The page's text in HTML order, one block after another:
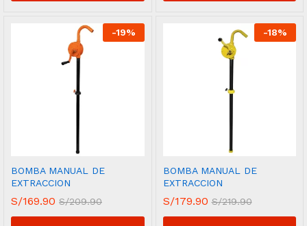
-19%
BOMBA MANUAL DE
EXTRACCION
S/169.90 S/209.90
-18%
BOMBA MANUAL DE
EXTRACCION
S/179.90 S/219.90